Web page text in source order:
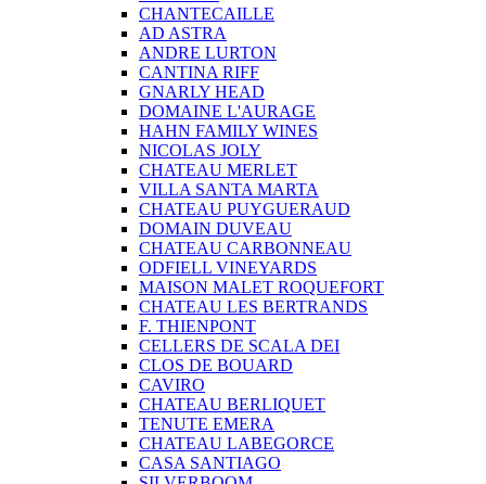
CHANTECAILLE
AD ASTRA
ANDRE LURTON
CANTINA RIFF
GNARLY HEAD
DOMAINE L'AURAGE
HAHN FAMILY WINES
NICOLAS JOLY
CHATEAU MERLET
VILLA SANTA MARTA
CHATEAU PUYGUERAUD
DOMAIN DUVEAU
CHATEAU CARBONNEAU
ODFIELL VINEYARDS
MAISON MALET ROQUEFORT
CHATEAU LES BERTRANDS
F. THIENPONT
CELLERS DE SCALA DEI
CLOS DE BOUARD
CAVIRO
CHATEAU BERLIQUET
TENUTE EMERA
CHATEAU LABEGORCE
CASA SANTIAGO